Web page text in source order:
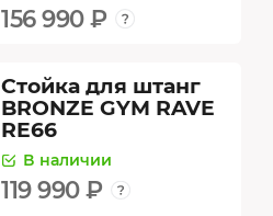
156 990 ₽
Стойка для штанг
BRONZE GYM RAVE
RE66
В наличии
119 990 ₽